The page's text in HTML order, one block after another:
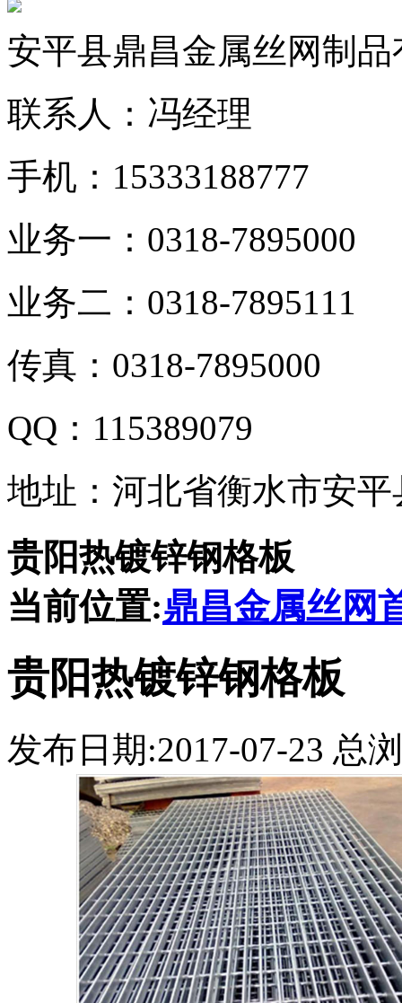
安平县鼎昌金属丝网制
联系人：冯经理
手机：15333188777
业务一：0318-7895000
业务二：0318-7895111
传真：0318-7895000
QQ：115389079
地址：河北省衡水市安
贵阳热镀锌钢格板
当前位置:鼎昌金属丝网
贵阳热镀锌钢格板
发布日期:2017-07-23 总